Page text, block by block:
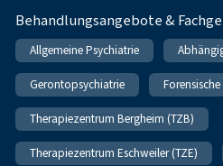
Behandlungsangebote &
Allgemeine Psychiatrie
Gerontopsychiatrie
Therapiezentrum Bergheim (TZB)
Therapiezentrum Eschweiler (TZE)